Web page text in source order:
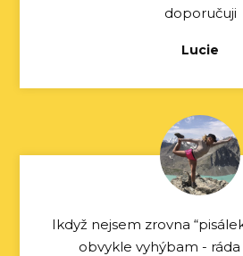
doporučuji
Lucie
Ikdyž nejsem zrovna
obvykle vyhýbam -